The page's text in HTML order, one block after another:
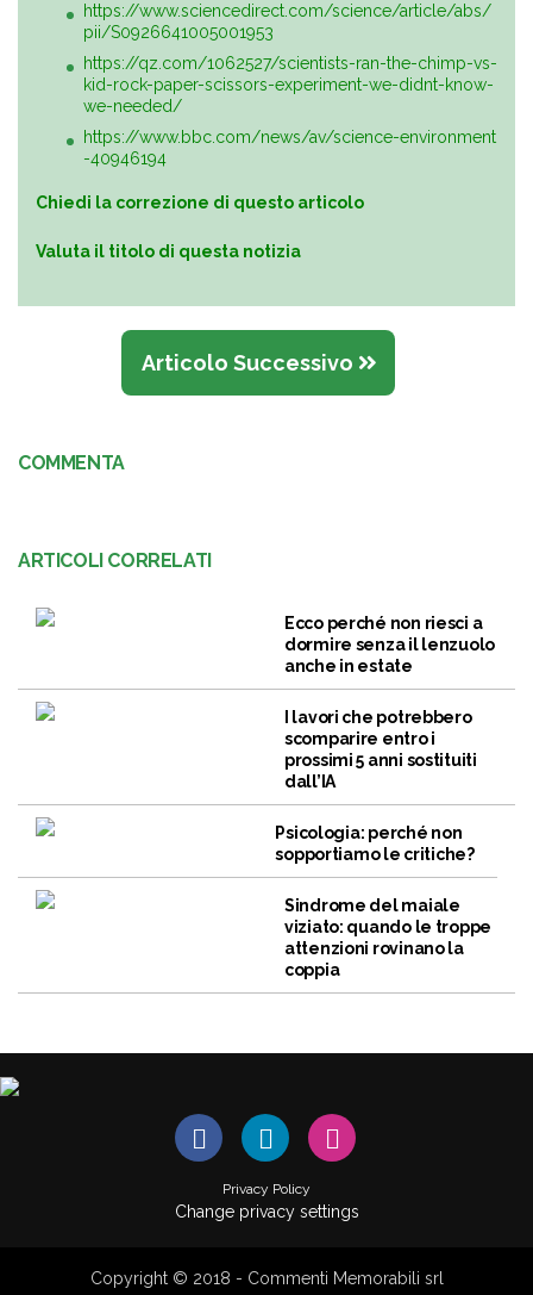
https://www.sciencedirect.com/science/article/abs/
pii/S0926641005001953
https://qz.com/1062527/scientists-ran-the-chimp-vs-
kid-rock-paper-scissors-experiment-we-didnt-know-
we-needed/
https://www.bbc.com/news/av/science-environment
-40946194
Chiedi la correzione di questo articolo
Valuta il titolo di questa notizia
Articolo Successivo
COMMENTA
ARTICOLI CORRELATI
Ecco perché non riesci a
dormire senza il lenzuolo
anche in estate
I lavori che potrebbero
scomparire entro i
prossimi 5 anni sostituiti
dall’IA
Psicologia: perché non
sopportiamo le critiche?
Sindrome del maiale
viziato: quando le troppe
attenzioni rovinano la
coppia
Privacy Policy
Change privacy settings
Copyright © 2018 - Commenti Memorabili srl